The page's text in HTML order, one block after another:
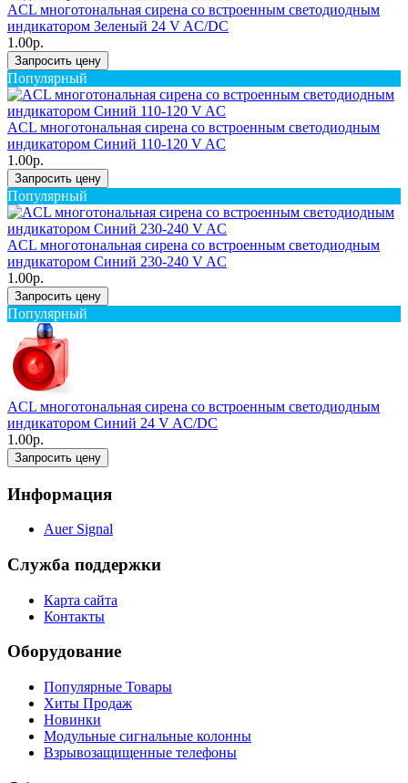
ACL многотональная сирена со встроенным светодиодным
индикатором Зеленый 24 V AC/DC
1.00р.
Запросить цену
Популярный
ACL многотональная сирена со встроенным светодиодным
индикатором Синий 110-120 V AC
1.00р.
Запросить цену
Популярный
ACL многотональная сирена со встроенным светодиодным
индикатором Синий 230-240 V AC
1.00р.
Запросить цену
Популярный
ACL многотональная сирена со встроенным светодиодным
индикатором Синий 24 V AC/DC
1.00р.
Запросить цену
Информация
Auer Signal
Служба поддержки
Карта сайта
Контакты
Оборудование
Популярные Товары
Хиты Продаж
Новинки
Модульные сигнальные колонны
Взрывозащищенные телефоны